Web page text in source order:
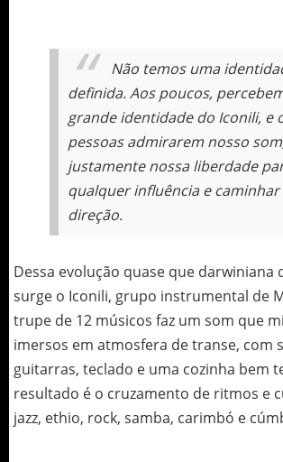
Não temos uma
definida. Aos poucos,
grande identidade do Iconili, e
pessoas admirarem nosso
justamente nossa liberdade
qualquer influência e
direção.
Dessa evolução quase que darwiniana
surge o Iconili, grupo instrumental de
trupe de 12 músicos faz um som que
imersos em atmosfera de transe, com
guitarras, teclado e uma cozinha bem
resultado é o cruzamento de ritmos e
jazz, ethio, rock, samba, carimbó e